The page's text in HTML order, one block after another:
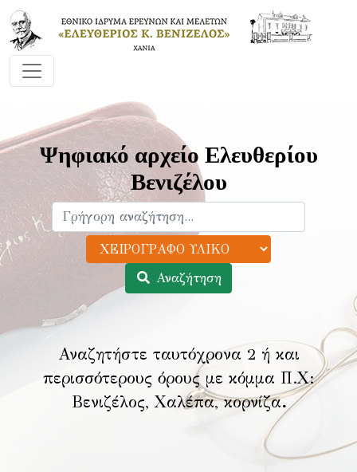
Ψηφιακό αρχείο Ελευθερίου
Βενιζέλου
Αναζήτηση
Αναζητήστε ταυτόχρονα 2 ή και
περισσότερους όρους με κόμμα Π.Χ:
Βενιζέλος, Χαλέπα, κορνίζα.